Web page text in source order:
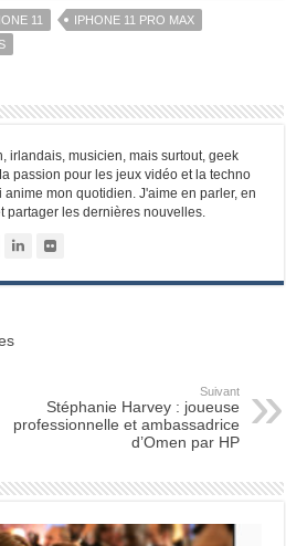
11
IPHONE 11 PRO MAX
irlandais, musicien, mais surtout, geek
passion pour les jeux vidéo et la techno
anime mon quotidien. J'aime en parler, en
partager les dernières nouvelles.
Suivant
Stéphanie Harvey : joueuse
professionnelle et ambassadrice
d’Omen par HP